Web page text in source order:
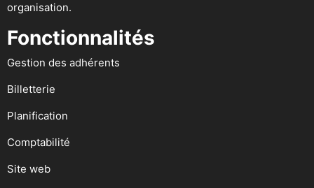
organisation.
Fonctionnalités
Gestion des adhérents
Billetterie
Planification
Comptabilité
Site web